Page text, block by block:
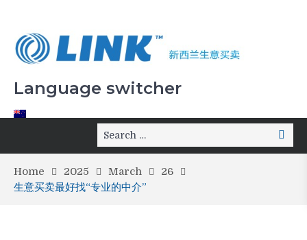
Language switcher
Home 2025 March
26
生意买卖最好找“专业的中介”